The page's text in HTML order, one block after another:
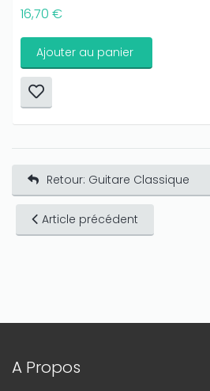
16,70 €
Ajouter au panier
Retour: Guitare Classique
Article précédent
A Propos